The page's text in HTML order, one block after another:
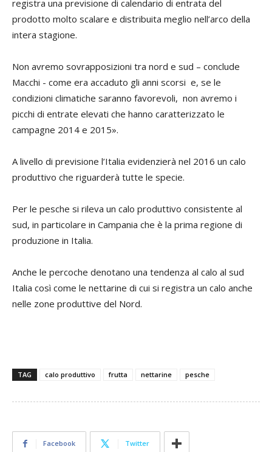
registra una previsione di calendario di entrata del
prodotto molto scalare e distribuita meglio nell’arco della
intera stagione.
Non avremo sovrapposizioni tra nord e sud – conclude
Macchi - come era accaduto gli anni scorsi e, se le
condizioni climatiche saranno favorevoli, non avremo i
picchi di entrate elevati che hanno caratterizzato le
campagne 2014 e 2015».
A livello di previsione l’Italia evidenzierà nel 2016 un calo
produttivo che riguarderà tutte le specie.
Per le pesche si rileva un calo produttivo consistente al
sud, in particolare in Campania che è la prima regione di
produzione in Italia.
Anche le percoche denotano una tendenza al calo al sud
Italia così come le nettarine di cui si registra un calo anche
nelle zone produttive del Nord.
TAG calo produttivo frutta nettarine pesche
Facebook Twitter